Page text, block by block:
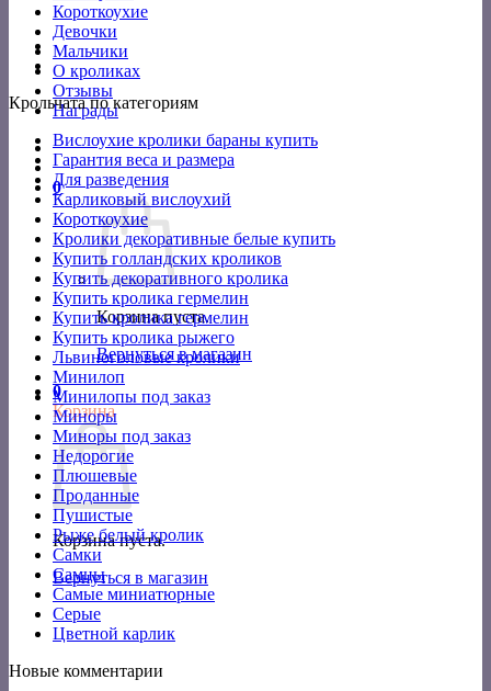
Короткоухие
Девочки
Мальчики
О кроликах
Отзывы
Награды
0
Корзина пуста.
Вернуться в магазин
0
Корзина
Корзина пуста.
Вернуться в магазин
Крольчата по категориям
Вислоухие кролики бараны купить
Гарантия веса и размера
Для разведения
Карликовый вислоухий
Короткоухие
Кролики декоративные белые купить
Купить голландских кроликов
Купить декоративного кролика
Купить кролика гермелин
Купить кролика гермелин
Купить кролика рыжего
Львиноголовые кролики
Минилоп
Минилопы под заказ
Миноры
Миноры под заказ
Недорогие
Плюшевые
Проданные
Пушистые
Рыже белый кролик
Самки
Самцы
Самые миниатюрные
Серые
Цветной карлик
Новые комментарии